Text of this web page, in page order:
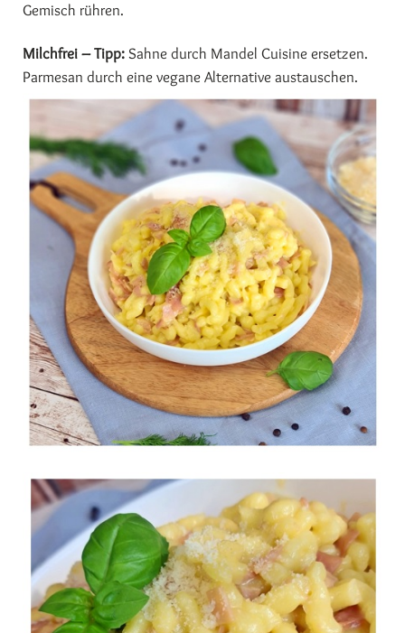
Gemisch rühren.
Milchfrei – Tipp: Sahne durch Mandel Cuisine ersetzen.
Parmesan durch eine vegane Alternative austauschen.